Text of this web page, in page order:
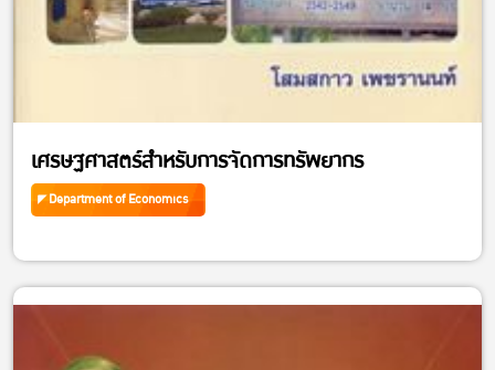
เศรษฐศาสตร์สำหรับการจัดการทรัพยากร
Department of Economics